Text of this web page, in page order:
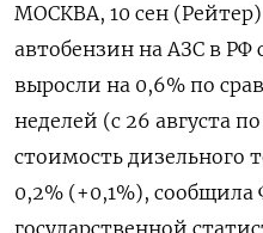
МОСКВА, 10 сен
автобензин на АЗС в РФ
выросли на 0,6% по
неделей (с 26 августа
стоимость дизельного
0,2% (+0,1%), сообщила
государственной